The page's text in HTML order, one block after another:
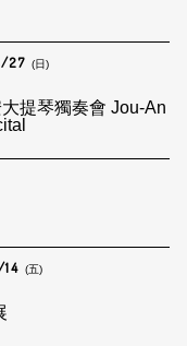
27 (日)
提琴獨奏會 Jou-An
(五)